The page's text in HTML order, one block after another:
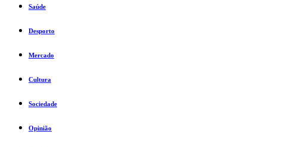
Saúde
Desporto
Mercado
Cultura
Sociedade
Opinião